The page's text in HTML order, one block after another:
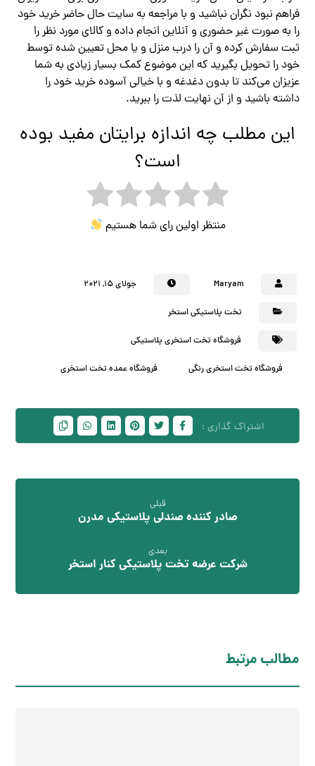
فراهم نبود نگران نباشید و با مراجعه به سایت حال حاضر خرید خود
را به صورت غیر حضوری و آنلاین انجام داده و کالای مورد نظر را
ثبت سفارش کرده و آن را درب منزل و یا محل تعیین شده توسط
خود را تحویل بگیرید که این موضوع کمک بسیار زیادی به شما
عزیزان می‌کند تا بدون دغدغه و با خیالی آسوده خرید خود را
داشته باشید و از آن نهایت لذت را ببرید.
این مطلب چه اندازه برایتان مفید بوده
است؟
منتظر اولین رای شما هستیم
Maryam جولای ۱۵, ۲۰۲۱
تخت پلاستیکی استخر
فروشگاه تخت استخری پلاستیکی
فروشگاه تخت استخری رنگی فروشگاه عمده تخت استخری
قبلی
صادر کننده صندلی پلاستیکی مدرن
بعدی
شرکت عرضه تخت پلاستیکی کنار استخر
مطالب مرتبط